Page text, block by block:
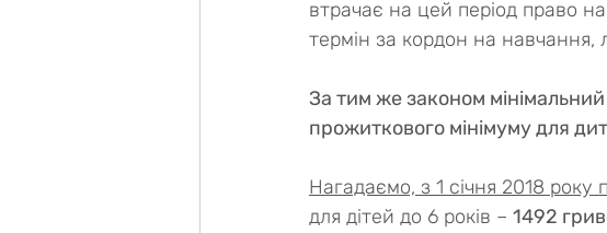
втрачає на цей період право
термін за кордон на навчання,
За тим же законом мінімальний
прожиткового мінімуму для
Нагадаємо, з 1 січня 2018
для дітей до 6 років – 1492